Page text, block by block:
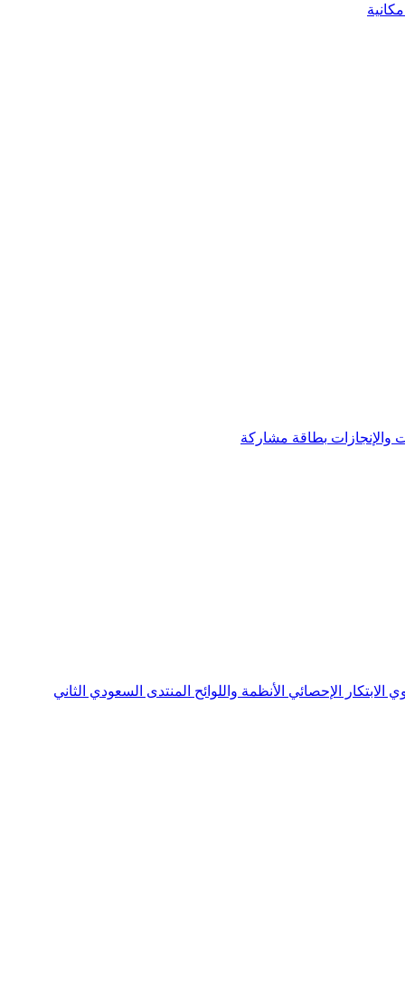
والإنجازات بطاقة مشاركة
الابتكار الإحصائي الأنظمة واللوائح المنتدى السعودي الثاني